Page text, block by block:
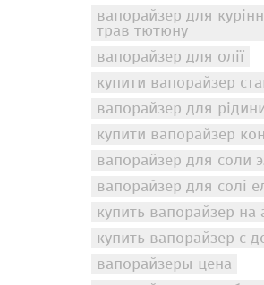
вапорайзер для
трав тютюну
вапорайзер для олії
купити вапорайзер
вапорайзер для
купити вапорайзер
вапорайзер для соли
вапорайзер для солі
купить вапорайзер на
купить вапорайзер с
вапорайзеры цена